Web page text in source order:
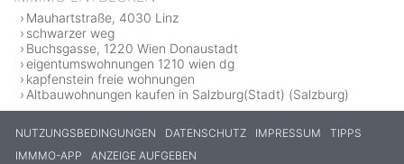
Mauhartstraße, 4030 Linz
schwarzer weg
Buchsgasse, 1220 Wien Donaustadt
eigentumswohnungen 1210 wien dg
kapfenstein freie wohnungen
Altbauwohnungen kaufen in Salzburg(Stadt) (Salzburg)
NUTZUNGSBEDINGUNGEN DATENSCHUTZ IMPRESSUM
TIPPS
IMMMO-APP
ANZEIGE AUFGEBEN